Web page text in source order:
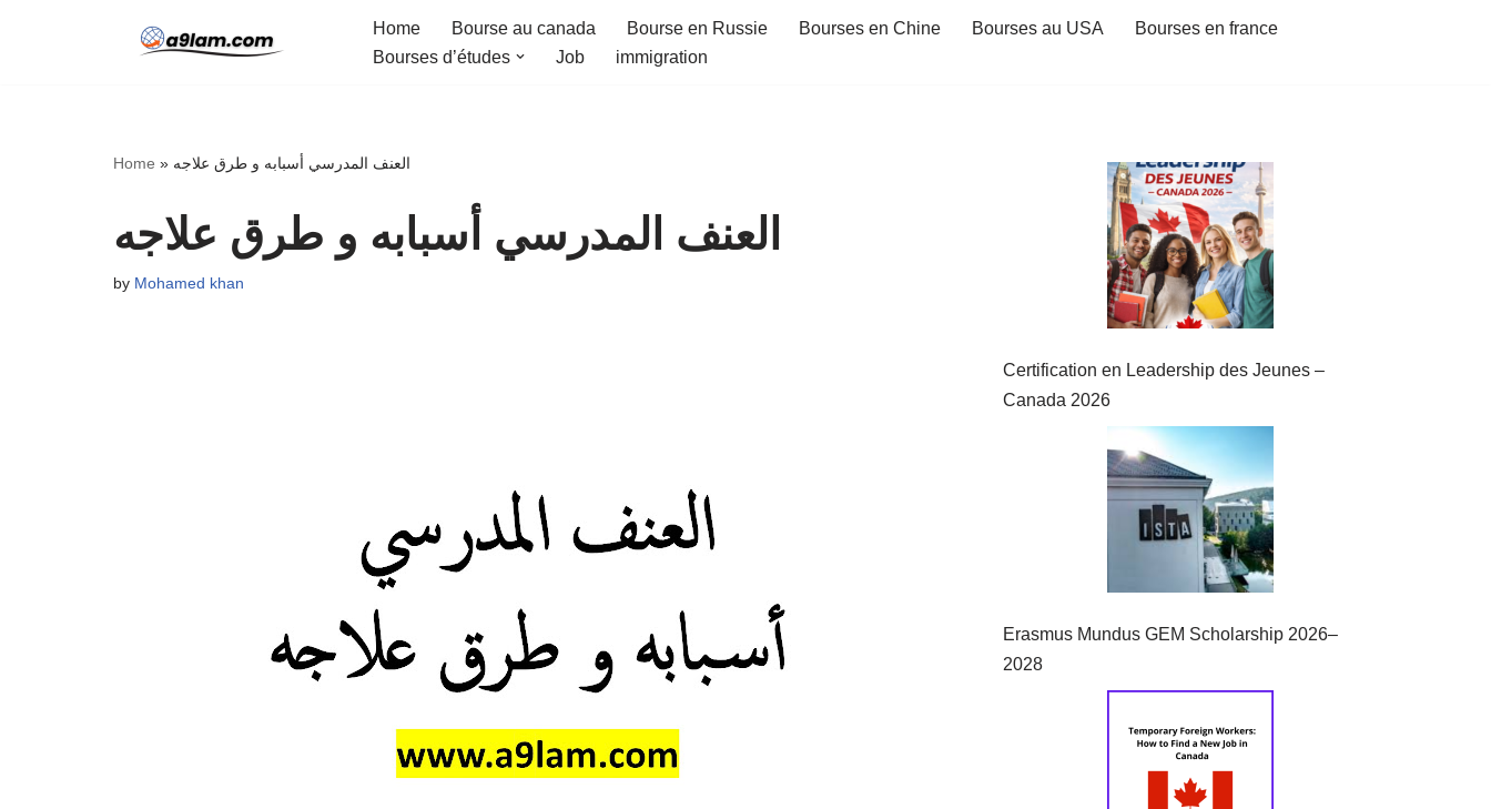
Home Bourse au canada Bourse en Russie Bourses en Chine Bourses au USA
Bourses en france
Bourses d’études
Job immigration
Home » العنف المدرسي أسبابه و طرق علاجه
العنف المدرسي أسبابه و طرق علاجه
by Mohamed khan
Certification en Leadership des Jeunes –
Canada 2026
Erasmus Mundus GEM Scholarship 2026–
2028